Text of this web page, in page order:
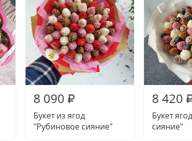
8 090 ₽
Букет из ягод
"Рубиновое сияние"
8 420
Букет
сияние"